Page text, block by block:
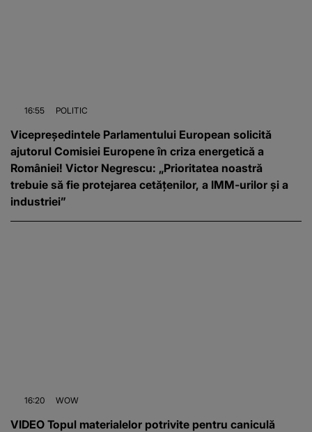
16:55 POLITIC
Vicepreședintele Parlamentului European solicită
ajutorul Comisiei Europene în criza energetică a
României! Victor Negrescu: „Prioritatea noastră
trebuie să fie protejarea cetățenilor, a IMM-urilor și a
industriei”
16:20 WOW
VIDEO Topul materialelor potrivite pentru caniculă